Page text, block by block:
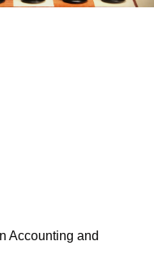
Accounting and